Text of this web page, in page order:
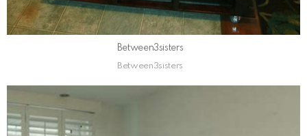
Between3sisters
Between3sisters